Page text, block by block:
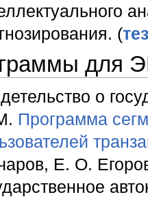
(
для
о
Программа
Е. О.